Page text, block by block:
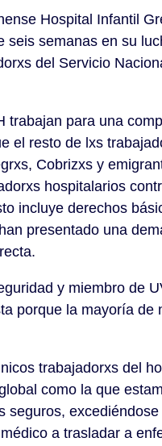
Hospital Infantil
seis semanas en su
del Servicio
trabajan para una
el resto de lxs
Cobrizxs y
hospitalarios
incluye derechos
presentado una
y miembro de
porque la mayoría
trabajadorxs del
como la que
seguros,
a trasladar a